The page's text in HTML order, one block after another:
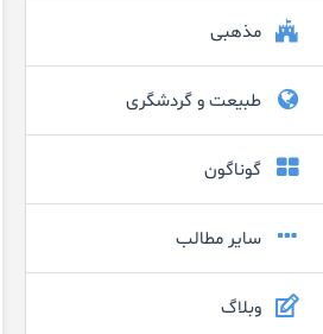
مذهبی
طبیعت و گردشگری
گوناگون
سایر مطالب
وبلاگ